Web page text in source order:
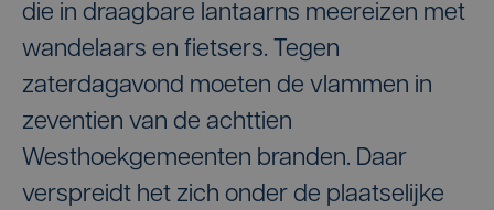
die in draagbare lantaarns meereizen met
wandelaars en fietsers. Tegen
zaterdagavond moeten de vlammen in
zeventien van de achttien
Westhoekgemeenten branden. Daar
verspreidt het zich onder de plaatselijke